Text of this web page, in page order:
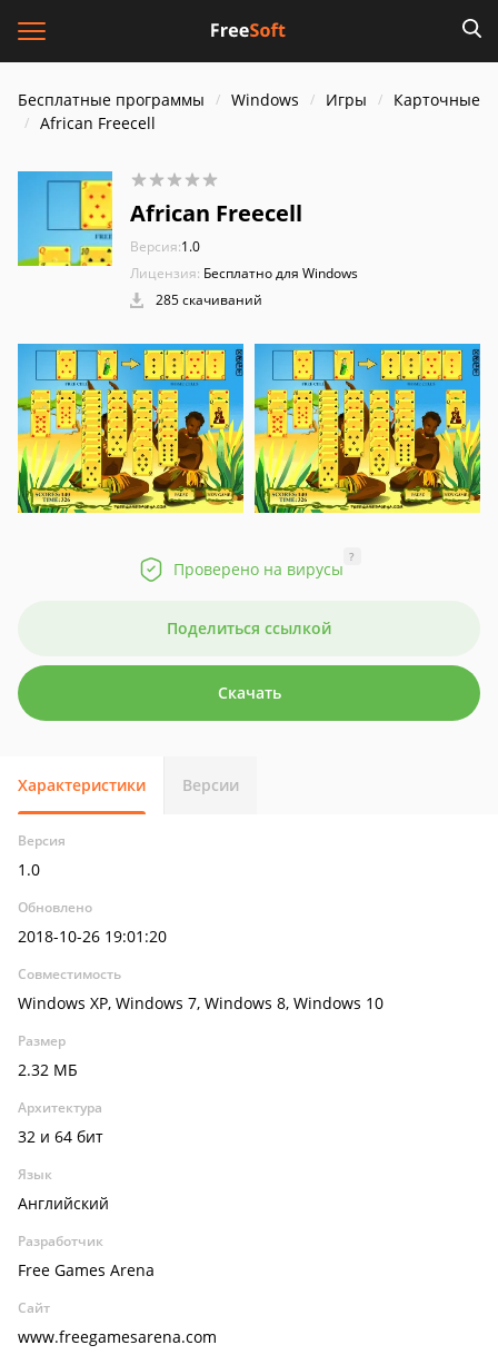
Бесплатные программы Windows Игры
Карточные
African Freecell
African Freecell
Версия:1.0
Лицензия: Бесплатно для Windows
285 скачиваний
Проверено на вирусы
?
Поделиться ссылкой
Скачать
Характеристики Версии
Версия
1.0
Обновлено
2018-10-26 19:01:20
Совместимость
Windows XP, Windows 7, Windows 8, Windows 10
Размер
2.32 МБ
Архитектура
32 и 64 бит
Язык
Английский
Разработчик
Free Games Arena
Сайт
www.freegamesarena.com